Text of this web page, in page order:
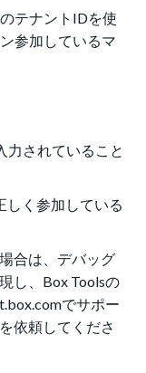
テナントIDを使
参加しているマ
力されていること
しく参加している
合は、デバッグ
し、Box Toolsの
でサポー
依頼してくださ